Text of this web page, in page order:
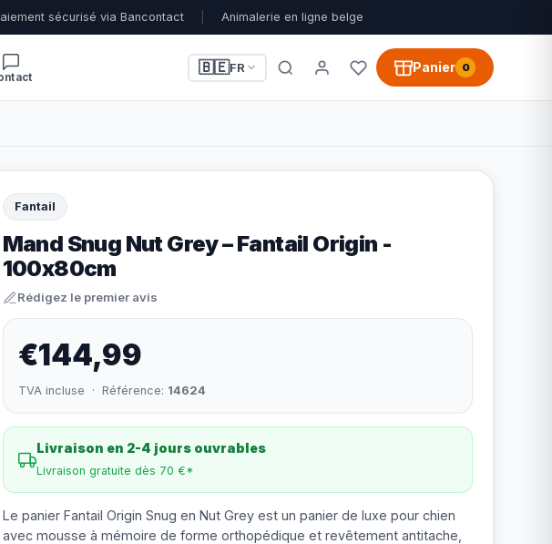
sécurisé via Bancontact Animalerie en ligne belge
🇧🇪FR Panier 0
Fantail
Mand Snug Nut Grey – Fantail Origin -
100x80cm
Rédigez le premier avis
€144,99
TVA incluse · Référence: 14624
Livraison en 2-4 jours ouvrables
Livraison gratuite dès 70 €*
Le panier Fantail Origin Snug en Nut Grey est un panier de luxe pour chien
avec mousse à mémoire de forme orthopédique et revêtement antitache,